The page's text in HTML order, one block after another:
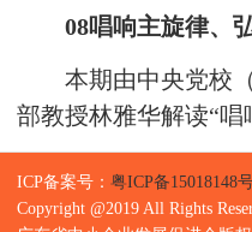
08唱响主旋律、
本期由中央党校
部教授林雅华解读“唱
ICP备案号： 粤ICP备15018148
Copyright @2019 All Rights